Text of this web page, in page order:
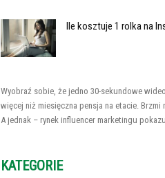
Ile kosztuje 1 rolka na
Wyobraź sobie, że jedno 30-sekundowe
więcej niż miesięczna pensja na etacie. Brzmi
A jednak – rynek influencer marketingu
KATEGORIE